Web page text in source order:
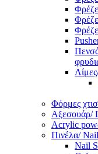
Φόρμες
Αξεσουάρ/
Acrylic
Πινέλα/
Nail